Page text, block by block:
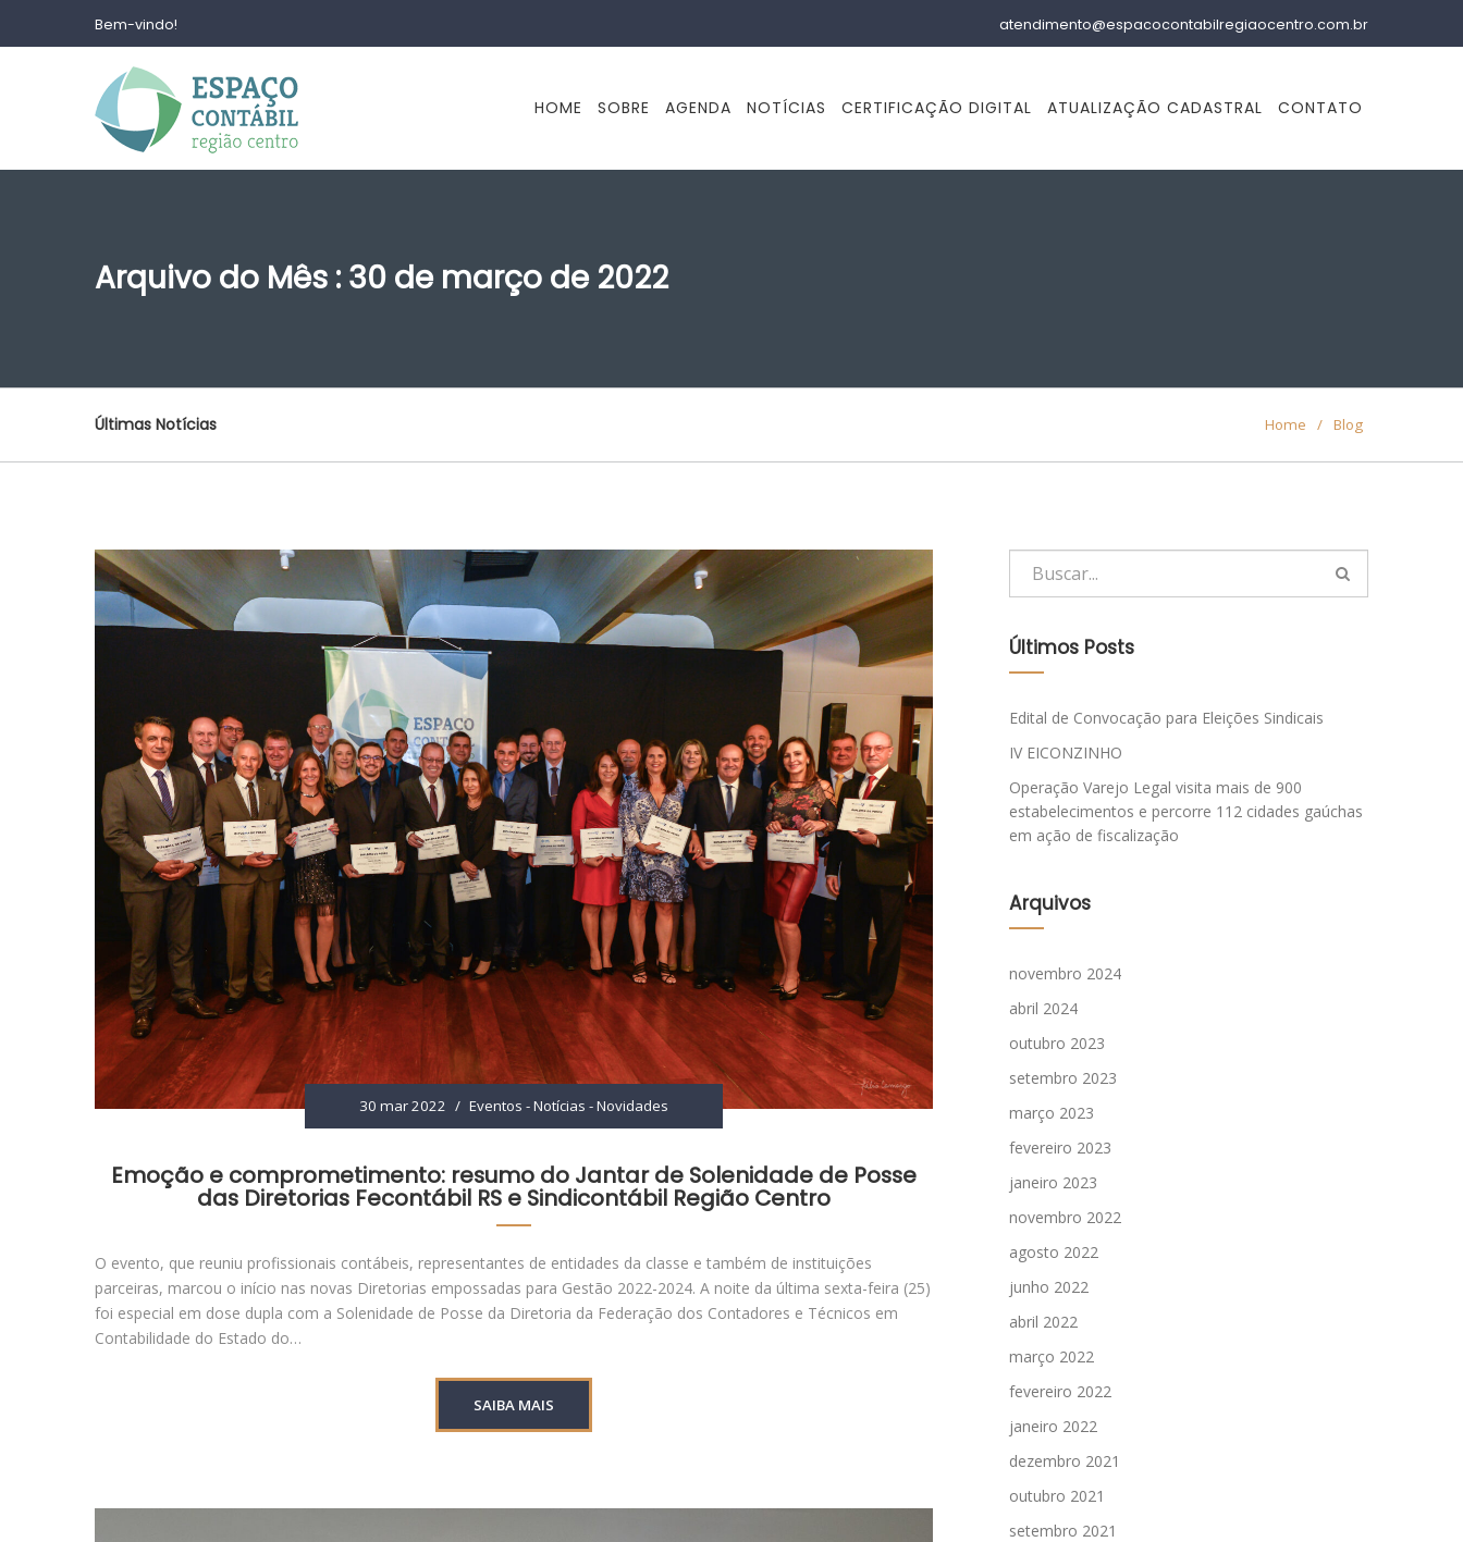
Bem-vindo! atendimento@espacocontabilregiaocentro.com.br
HOME SOBRE AGENDA NOTÍCIAS CERTIFICAÇÃO DIGITAL ATUALIZAÇÃO CADASTRAL CONTATO
Arquivo do Mês : 30 de março de 2022
Últimas Notícias Home / Blog
30 mar 2022 / Eventos -Notícias -Novidades
Emoção e comprometimento: resumo do Jantar de Solenidade de Posse
das Diretorias Fecontábil RS e Sindicontábil Região Centro
O evento, que reuniu profissionais contábeis, representantes de entidades da classe e também de instituições
parceiras, marcou o início nas novas Diretorias empossadas para Gestão 2022-2024. A noite da última sexta-feira (25)
foi especial em dose dupla com a Solenidade de Posse da Diretoria da Federação dos Contadores e Técnicos em
Contabilidade do Estado do…
SAIBA MAIS
Últimos Posts
Edital de Convocação para Eleições Sindicais
IV EICONZINHO
Operação Varejo Legal visita mais de 900
estabelecimentos e percorre 112 cidades gaúchas
em ação de fiscalização
Arquivos
novembro 2024
abril 2024
outubro 2023
setembro 2023
março 2023
fevereiro 2023
janeiro 2023
novembro 2022
agosto 2022
junho 2022
abril 2022
março 2022
fevereiro 2022
janeiro 2022
dezembro 2021
outubro 2021
setembro 2021